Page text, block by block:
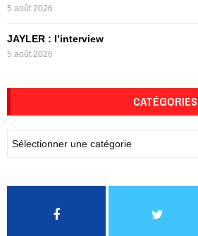
5 août 2026
JAYLER : l’interview
5 août 2026
CATÉGORIES